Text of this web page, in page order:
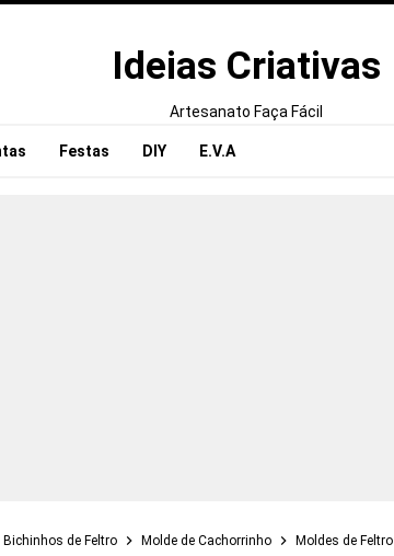
Ideias Criativas
Artesanato Faça Fácil
Festas DIY E.V.A
Bichinhos de Feltro Molde de Cachorrinho Moldes de Feltro